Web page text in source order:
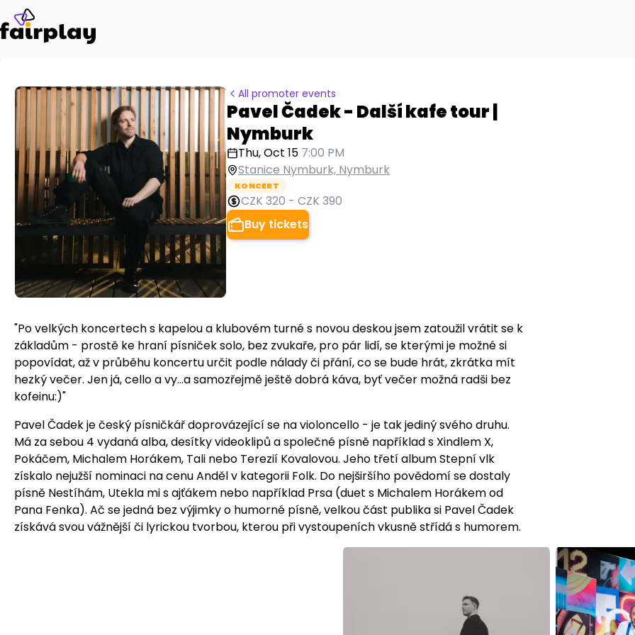
All promoter events
Pavel Čadek - Další kafe tour |
Nymburk
Thu, Oct 15 7:00 PM
Stanice Nymburk, Nymburk
KONCERT
CZK 320 - CZK 390
Buy tickets
"Po velkých koncertech s kapelou a klubovém turné s novou deskou jsem zatoužil vrátit se k
základům - prostě ke hraní písniček solo, bez zvukaře, pro pár lidí, se kterými je možné si
popovídat, až v průběhu koncertu určit podle nálady či přání, co se bude hrát, zkrátka mít
hezký večer. Jen já, cello a vy...a samozřejmě ještě dobrá káva, byť večer možná radši bez
kofeinu:)"
Pavel Čadek je český písničkář doprovázející se na violoncello - je tak jediný svého druhu.
Má za sebou 4 vydaná alba, desítky videoklipů a společné písně například s Xindlem X,
Pokáčem, Michalem Horákem, Tali nebo Terezií Kovalovou. Jeho třetí album Stepní vlk
získalo nejužší nominaci na cenu Anděl v kategorii Folk. Do nejširšího povědomí se dostaly
písně Nestíhám, Utekla mi s ajťákem nebo například Prsa (duet s Michalem Horákem od
Pana Fenka). Ač se jedná bez výjimky o humorné písně, velkou část publika si Pavel Čadek
získává svou vážnější či lyrickou tvorbou, kterou při vystoupeních vkusně střídá s humorem.